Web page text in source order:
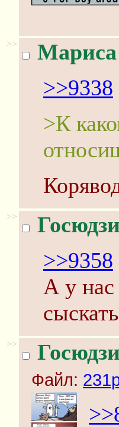
>> Мариса
>>9338
>К
>>
>>9358
А у нас
>>
Файл: